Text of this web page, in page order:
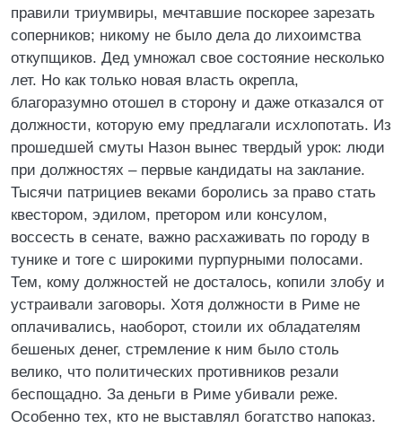
правили триумвиры, мечтавшие поскорее зарезать
соперников; никому не было дела до лихоимства
откупщиков. Дед умножал свое состояние несколько
лет. Но как только новая власть окрепла,
благоразумно отошел в сторону и даже отказался от
должности, которую ему предлагали исхлопотать. Из
прошедшей смуты Назон вынес твердый урок: люди
при должностях – первые кандидаты на заклание.
Тысячи патрициев веками боролись за право стать
квестором, эдилом, претором или консулом,
воссесть в сенате, важно расхаживать по городу в
тунике и тоге с широкими пурпурными полосами.
Тем, кому должностей не досталось, копили злобу и
устраивали заговоры. Хотя должности в Риме не
оплачивались, наоборот, стоили их обладателям
бешеных денег, стремление к ним было столь
велико, что политических противников резали
беспощадно. За деньги в Риме убивали реже.
Особенно тех, кто не выставлял богатство напоказ.